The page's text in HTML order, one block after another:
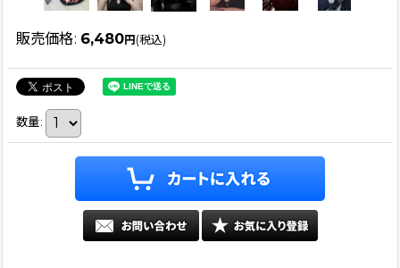
販売価格: 6,480円(税込)
数量: